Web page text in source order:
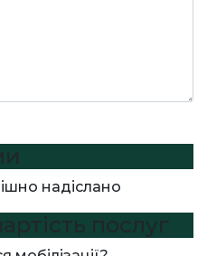
надіслано
послуг